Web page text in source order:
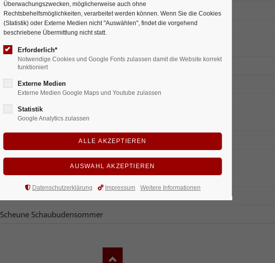
Guide
Meißen
Dixielandfestival - ist leider abgesagt!
- Bunte Republik Neustadt - ist leider abgesagt!
Schostakowitsch Tage in Gohrisch
Sommer am Elbufer
Biennale 021 - Zentrum für zeitgenössische Kunst
Nacht der Wissenschaften
May Festtage in Radebeul
Schlössernacht
Museeumsnacht
Schaubudensommer
Überwachungszwecken, möglicherweise auch ohne
Rechtsbehelfsmöglichkeiten, verarbeitet werden können. Wenn Sie die Cookies
(Statistik) oder Externe Medien nicht "Auswählen", findet die vorgehend
beschriebene Übermittlung nicht statt.
Erforderlich*
Notwendige Cookies und Google Fonts zulassen damit die Website korrekt
funktioniert
Externe Medien
Externe Medien Google Maps und Youtube zulassen
Statistik
Google Analytics zulassen
Datenschutzerklärung Impressum Weitere Informationen